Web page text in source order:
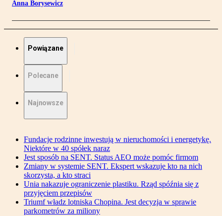
Anna Borysewicz
Powiązane
Polecane
Najnowsze
Fundacje rodzinne inwestują w nieruchomości i energetykę.
Niektóre w 40 spółek naraz
Jest sposób na SENT. Status AEO może pomóc firmom
Zmiany w systemie SENT. Ekspert wskazuje kto na nich
skorzysta, a kto straci
Unia nakazuje ograniczenie plastiku. Rząd spóźnia się z
przyjęciem przepisów
Triumf władz lotniska Chopina. Jest decyzja w sprawie
parkometrów za miliony